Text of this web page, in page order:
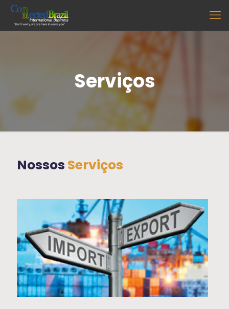
Serviços
Nossos Serviços